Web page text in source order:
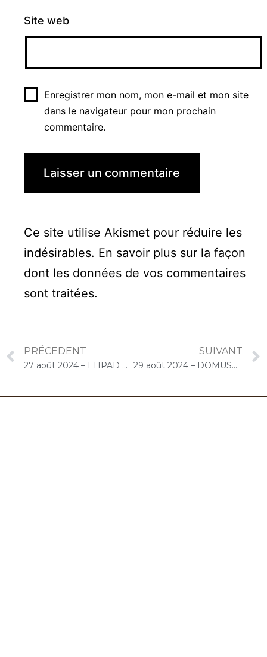
Site web
Enregistrer mon nom, mon e-mail et mon site
dans le navigateur pour mon prochain
commentaire.
Ce site utilise Akismet pour réduire les
indésirables. En savoir plus sur la façon
dont les données de vos commentaires
sont traitées.
PRÉCEDENT
27 août 2024 – EHPAD Résidence Sofia (Yerres) : Concert « Cello Solo »
SUIVANT
29 août 2024 – DOMUSVI Granger (Draveil) : Atelier « Musique et bien-être, relaxation et détente au son du violoncelle »